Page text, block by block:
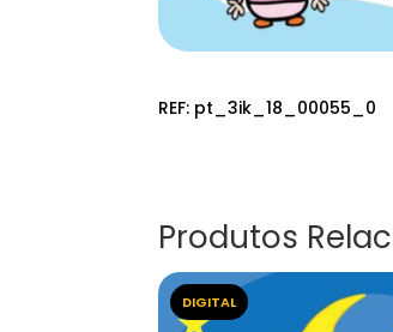
REF: pt_3ik_18_00055_0
Produtos
DIGITAL